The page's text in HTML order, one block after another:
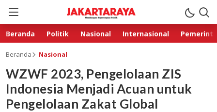
Beranda Politik Nasional Internasional
Beranda Nasional
WZWF 2023, Pengelolaan ZIS
Indonesia Menjadi Acuan untuk
Pengelolaan Zakat Global